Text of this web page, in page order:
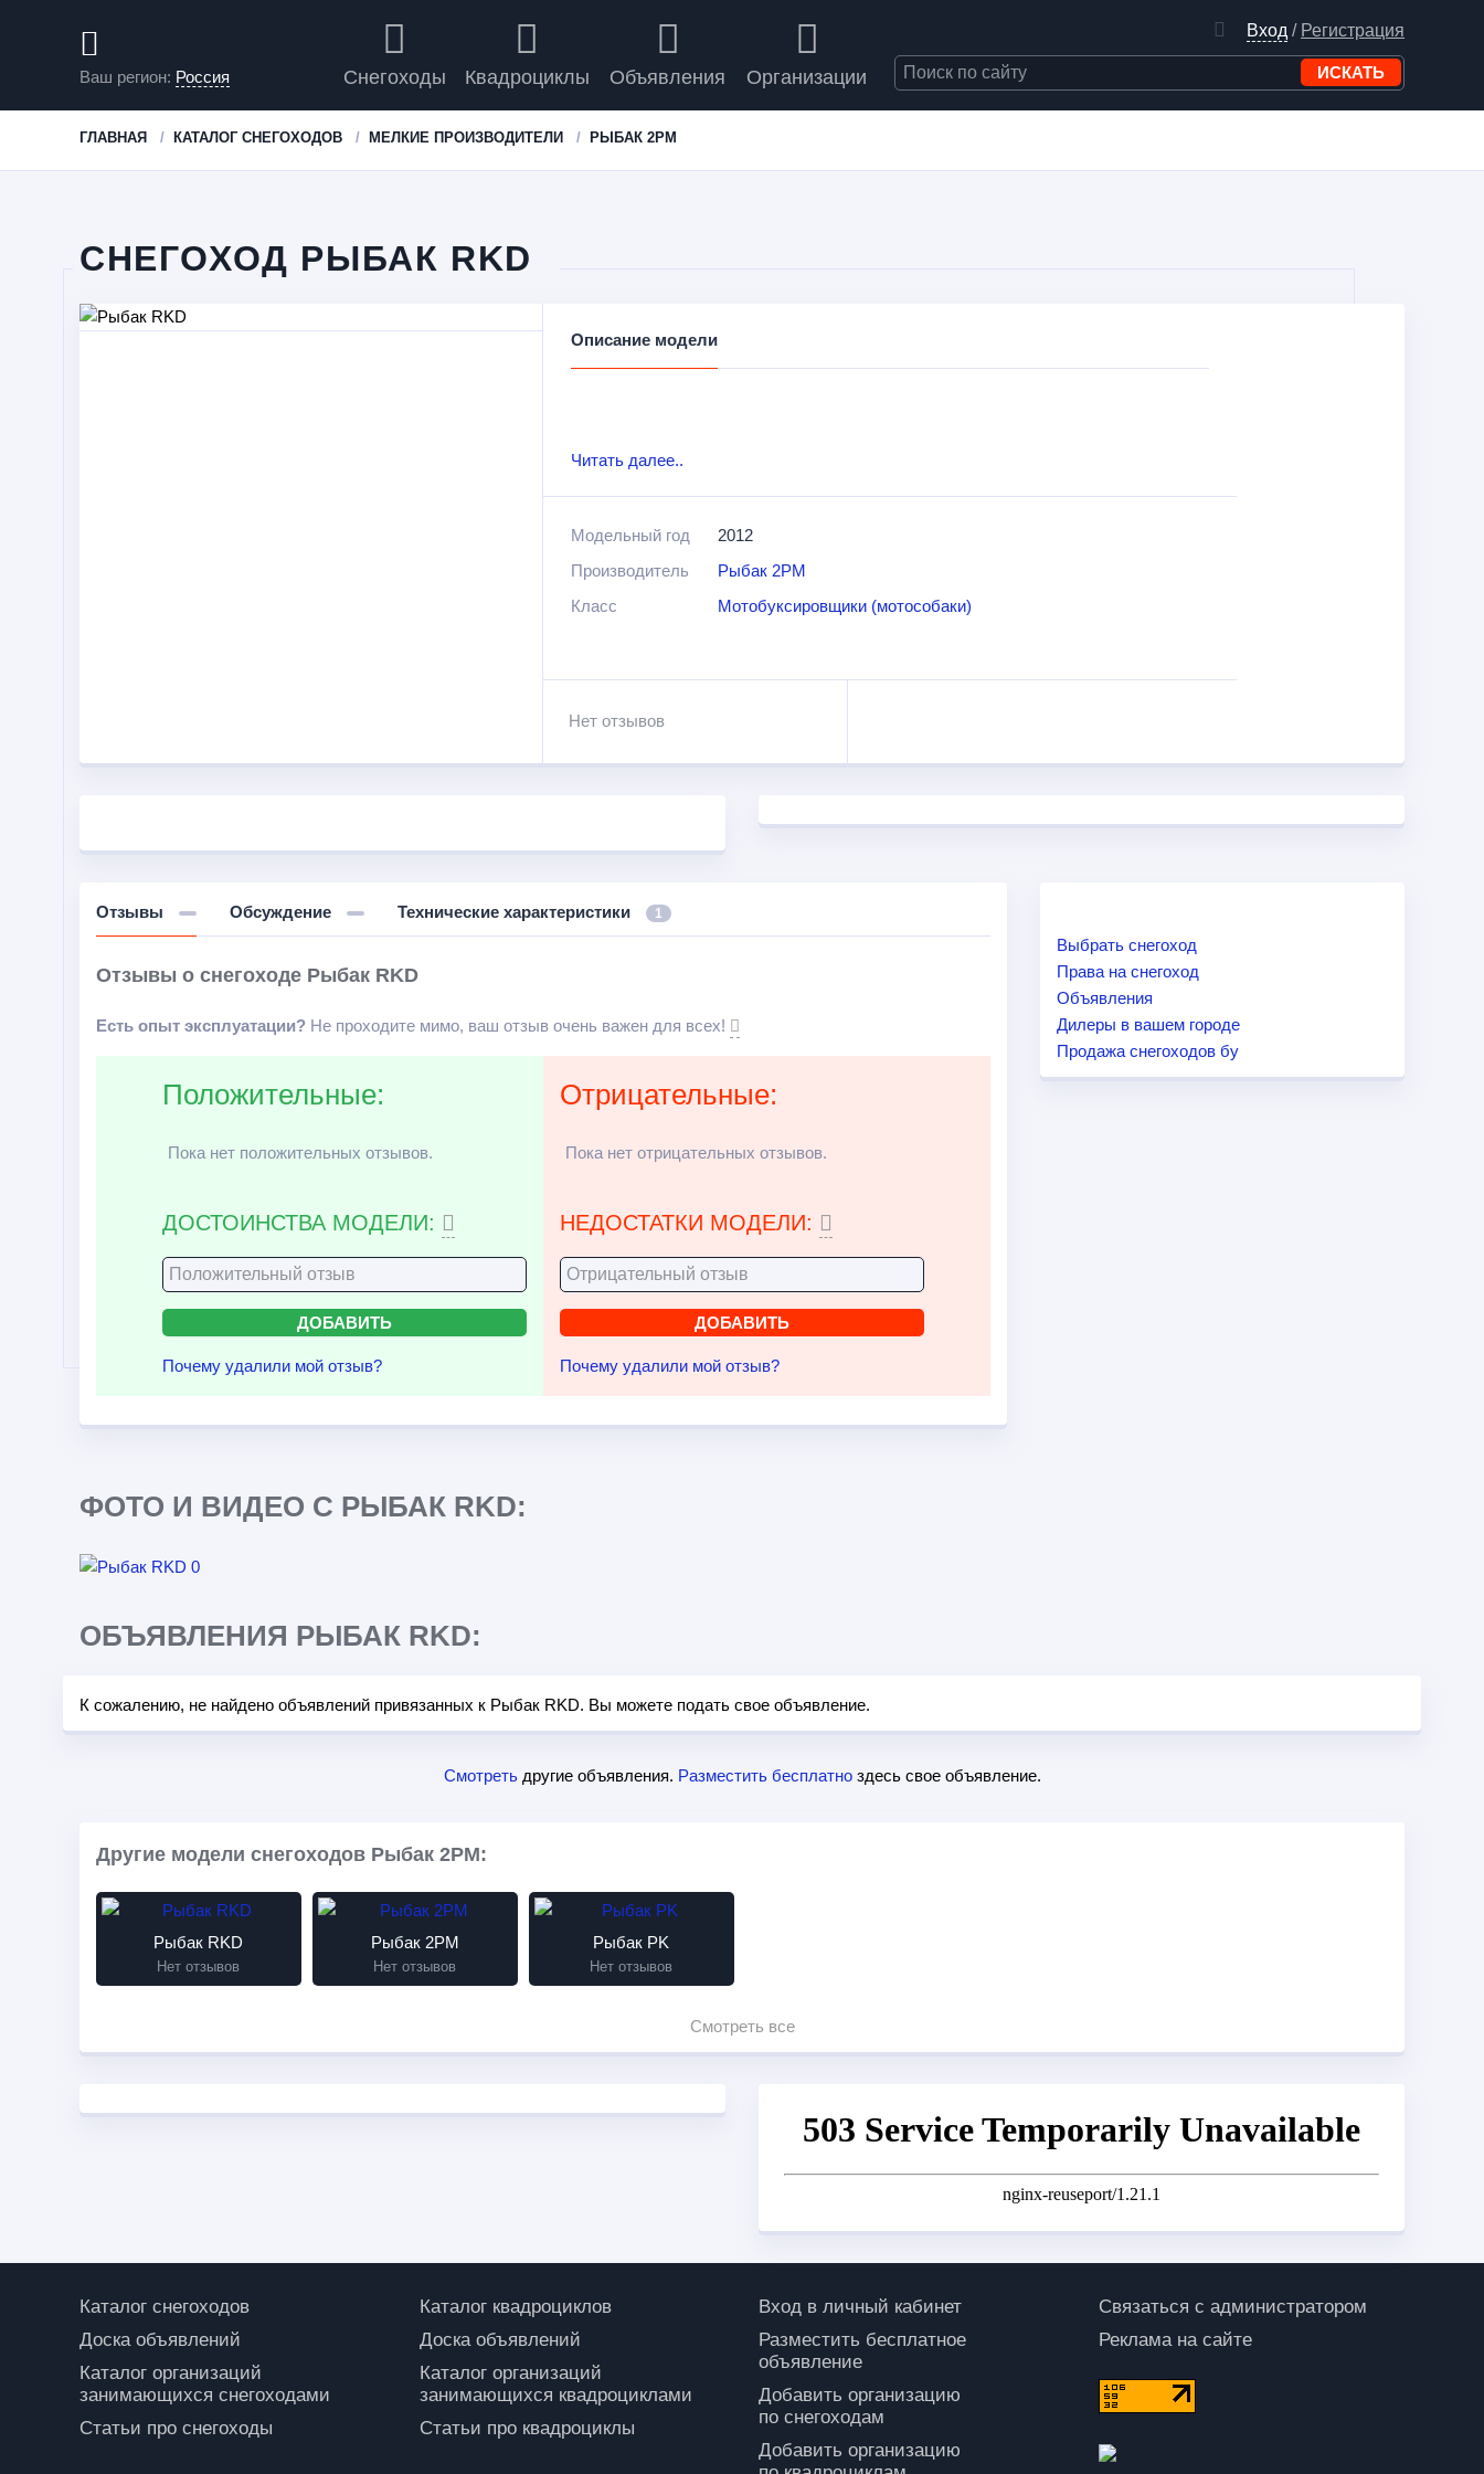
Ваш регион: Россия
Вход / Регистрация
Снегоходы Квадроциклы Объявления Организации
ГЛАВНАЯ КАТАЛОГ СНЕГОХОДОВ МЕЛКИЕ ПРОИЗВОДИТЕЛИ РЫБАК 2РМ
СНЕГОХОД РЫБАК RKD
Описание модели
Читать далее..
Модельный год
2012
Производитель
Рыбак 2РМ
Класс
Мотобуксировщики (мотособаки)
Нет отзывов
Отзывы Обсуждение Технические характеристики 1
Отзывы о снегоходе Рыбак RKD
Есть опыт эксплуатации? Не проходите мимо, ваш отзыв очень важен для всех!
Положительные:
Пока нет положительных отзывов.
ДОСТОИНСТВА МОДЕЛИ:
Почему удалили мой отзыв?
Отрицательные:
Пока нет отрицательных отзывов.
НЕДОСТАТКИ МОДЕЛИ:
Почему удалили мой отзыв?
Выбрать снегоход
Права на снегоход
Объявления
Дилеры в вашем городе
Продажа снегоходов бу
ФОТО И ВИДЕО С РЫБАК RKD:
ОБЪЯВЛЕНИЯ РЫБАК RKD:
К сожалению, не найдено объявлений привязанных к Рыбак RKD. Вы можете подать свое объявление.
Смотретьдругие объявления. Разместить бесплатноздесь свое объявление.
Другие модели снегоходов Рыбак 2РМ:
Рыбак RKD
Нет отзывов
Рыбак 2РМ
Нет отзывов
Рыбак PK
Нет отзывов
Смотреть все
Каталог снегоходов
Доска объявлений
Каталог организаций
занимающихся снегоходами
Статьи про снегоходы
Каталог квадроциклов
Доска объявлений
Каталог организаций
занимающихся квадроциклами
Статьи про квадроциклы
Вход в личный кабинет
Разместить бесплатное
объявление
Добавить организацию
по снегоходам
Добавить организацию
Связаться с администратором
Реклама на сайте